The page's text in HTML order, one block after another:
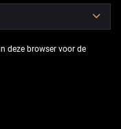
deze browser voor de